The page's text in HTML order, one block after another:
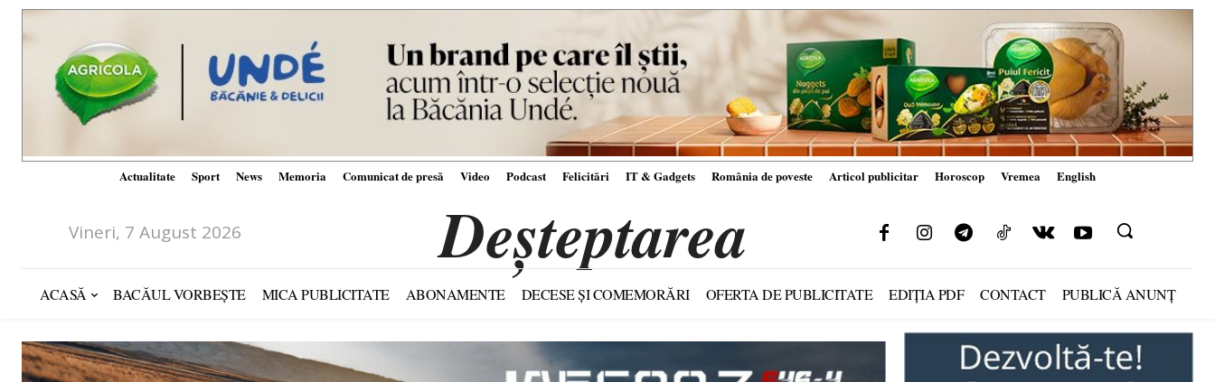
Actualitate Sport News Memoria Comunicat de presă Video Podcast Felicitări IT & Gadgets România de poveste Articol publicitar Horoscop Vremea English
Vineri, 7 August 2026 Deșteptarea
ACASĂ BACĂUL VORBEȘTE MICA PUBLICITATE ABONAMENTE DECESE ȘI COMEMORĂRI OFERTA DE PUBLICITATE EDIȚIA PDF CONTACT PUBLICĂ ANUNȚ